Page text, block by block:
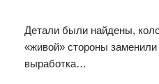
Детали были найдены,
«живой» стороны
выработка…